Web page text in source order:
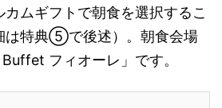
カムギフトで朝食を選択するこ
は特典⑤で後述）。朝食会場
フィオーレ」です。